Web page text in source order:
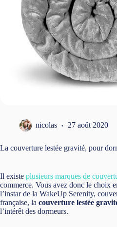
nicolas 27 août 2020
La couverture lestée gravité, pour
Il existe plusieurs marques de
commerce. Vous avez donc le choix
l’instar de la WakeUp Serenity,
française, la couverture lestée
l’intérêt des dormeurs.